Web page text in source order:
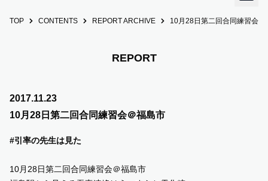
TOP
OUR STORY
TOP CONTENTS REPORT ARCHIVE 10月28日第二回合同練習会＠
REPORT
2017.11.23
10月28日第二回合同練習会＠福島市
#引率の先生は見た
10月28日第二回合同練習会＠福島市